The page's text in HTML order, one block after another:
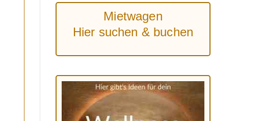
Mietwagen
Hier suchen & buchen